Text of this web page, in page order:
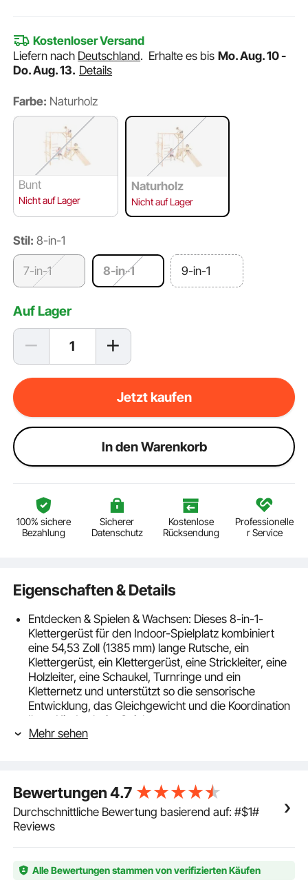
Kostenloser Versand
Liefern nach Deutschland. Erhalte es bis Mo. Aug. 10 -
Do. Aug. 13. Details
Farbe: Naturholz
Bunt
Nicht auf Lager
Naturholz
Nicht auf Lager
Stil: 8-in-1
7-in-1 8-in-1 9-in-1
Auf Lager
Jetzt kaufen
ln den Warenkorb
100% sichere
Bezahlung
Sicherer
Datenschutz
Kostenlose
Rücksendung
Professionelle
r Service
Eigenschaften & Details
Entdecken & Spielen & Wachsen: Dieses 8-in-1-
Klettergerüst für den Indoor-Spielplatz kombiniert
eine 54,53 Zoll (1385 mm) lange Rutsche, ein
Klettergerüst, ein Klettergerüst, eine Strickleiter, eine
Holzleiter, eine Schaukel, Turnringe und ein
Kletternetz und unterstützt so die sensorische
Entwicklung, das Gleichgewicht und die Koordination
Ihres Kindes beim Spielen
Kindersichere Materialien: Dieses Indoor-
und schafft einen unterhaltsamen und sicheren Ort,
an dem die Kleinen aktiv, neugierig und glücklich
bleiben können
Sicherheit hat bei uns oberste Priorität: Mit
Sicherheitsplattform, Holzringen mit abgerundeten
Kanten und verstärkten Stützbalken aus massivem
Mehr sehen
Bewertungen4.7
Durchschnittliche Bewertung basierend auf: #$1#
Reviews
Alle Bewertungen stammen von verifizierten Käufen